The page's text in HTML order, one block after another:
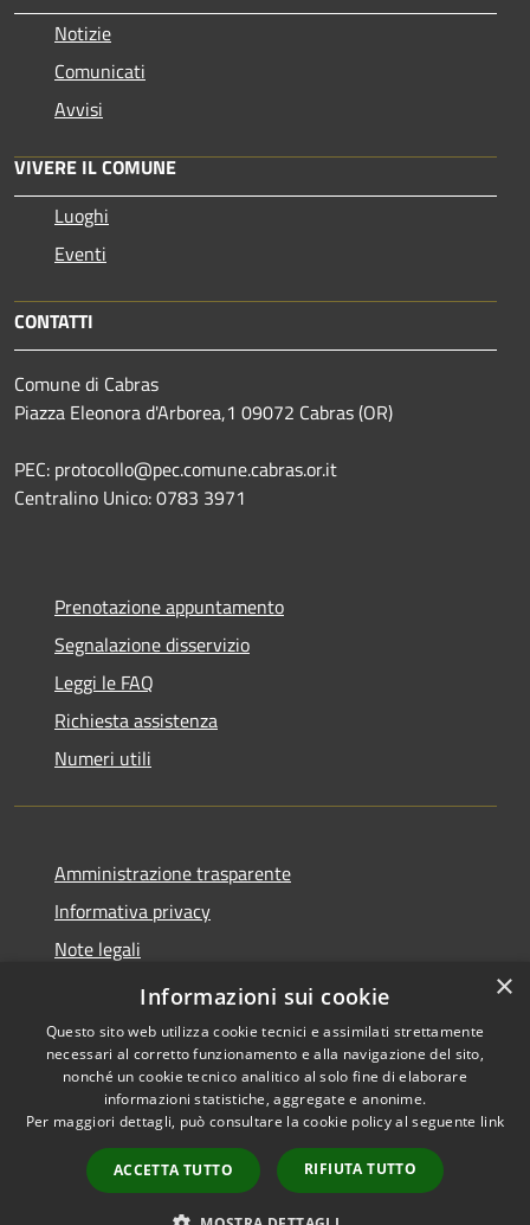
Notizie
Comunicati
Avvisi
VIVERE IL COMUNE
Luoghi
Eventi
CONTATTI
Comune di Cabras
Piazza Eleonora d'Arborea,1 09072 Cabras (OR)
PEC: protocollo@pec.comune.cabras.or.it
Centralino Unico: 0783 3971
Prenotazione appuntamento
Segnalazione disservizio
Leggi le FAQ
Richiesta assistenza
Numeri utili
Amministrazione trasparente
Informativa privacy
Note legali
Dichiarazione di accessibilità
Accessibilità
Copyright © 2026 • Comune di
Cabras • Powered by
Municipium•
Accesso
redazione
×
Informazioni sui cookie
Questo sito web utilizza cookie tecnici e assimilati strettamente
necessari al corretto funzionamento e alla navigazione del sito,
nonché un cookie tecnico analitico al solo fine di elaborare
informazioni statistiche, aggregate e anonime.
Per maggiori dettagli, può consultare la cookie policy al seguente link
ACCETTA TUTTO RIFIUTA TUTTO